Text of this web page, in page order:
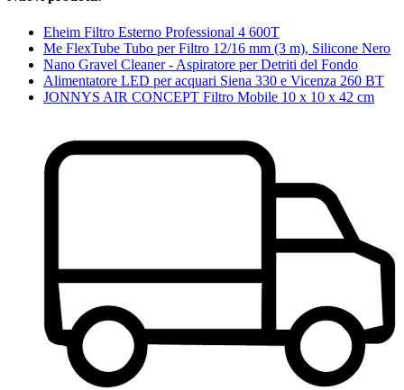
Eheim Filtro Esterno Professional 4 600T
Me FlexTube Tubo per Filtro 12/16 mm (3 m), Silicone Nero
Nano Gravel Cleaner - Aspiratore per Detriti del Fondo
Alimentatore LED per acquari Siena 330 e Vicenza 260 BT
JONNYS AIR CONCEPT Filtro Mobile 10 x 10 x 42 cm